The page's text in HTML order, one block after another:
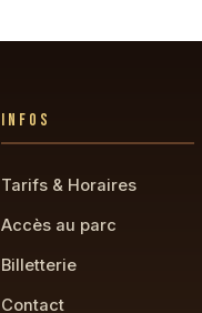
INFOS
Tarifs & Horaires
Accès au parc
Billetterie
Contact